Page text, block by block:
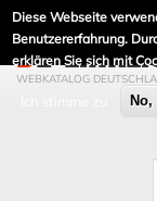
Diese Webseite
Benutzererfahrung.
erklären Sie sich mit
DE-
WEBKATALOG